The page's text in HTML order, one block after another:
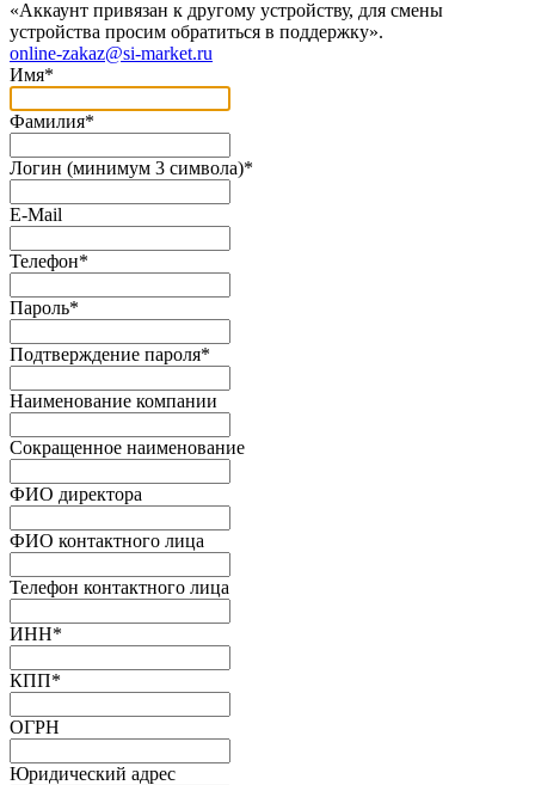
«Аккаунт привязан к другому устройству, для смены
устройства просим обратиться в поддержку».
online-zakaz@si-market.ru
Имя*
Фамилия*
Логин (минимум 3 символа)*
E-Mail
Телефон*
Пароль*
Подтверждение пароля*
Наименование компании
Сокращенное наименование
ФИО директора
ФИО контактного лица
Телефон контактного лица
ИНН*
КПП*
ОГРН
Юридический адрес